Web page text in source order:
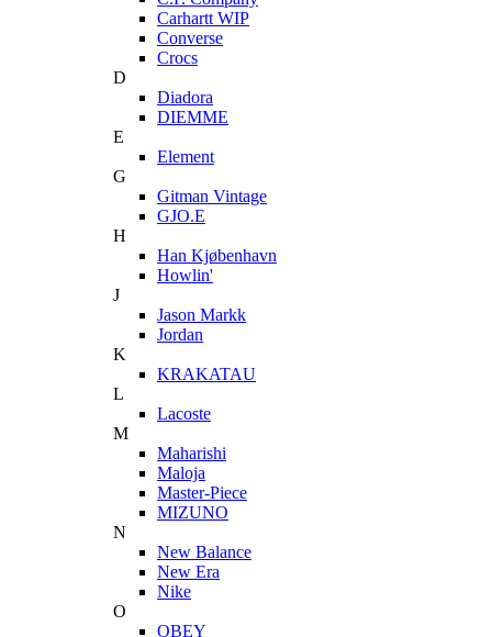
Carhartt WIP
Converse
Crocs
D
Diadora
DIEMME
E
Element
G
Gitman Vintage
GJO.E
H
Han Kjøbenhavn
Howlin'
J
Jason Markk
Jordan
K
KRAKATAU
L
Lacoste
M
Maharishi
Maloja
Master-Piece
MIZUNO
N
New Balance
New Era
Nike
O
OBEY